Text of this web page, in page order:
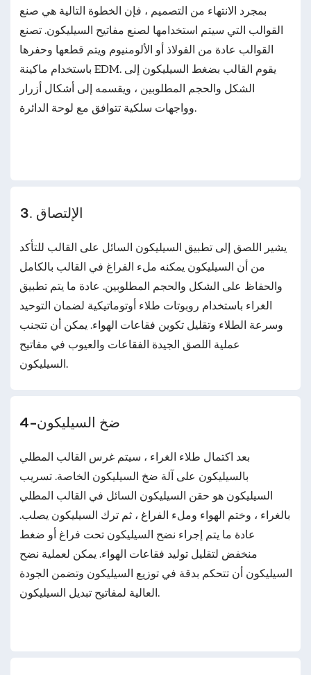
بمجرد الانتهاء من التصميم ، فإن الخطوة التالية هي صنع
القوالب التي سيتم استخدامها لصنع مفاتيح السيليكون. تصنع
القوالب عادة من الفولاذ أو الألومنيوم ويتم قطعها وحفرها
باستخدام ماكينة EDM. يقوم القالب بضغط السيليكون إلى
الشكل والحجم المطلوبين ، ويقسمه إلى أشكال أزرار
3. الإلتصاق
يشير اللصق إلى تطبيق السيليكون السائل على القالب للتأكد
من أن السيليكون يمكنه ملء الفراغ في القالب بالكامل
والحفاظ على الشكل والحجم المطلوبين. عادة ما يتم تطبيق
الغراء باستخدام روبوتات طلاء أوتوماتيكية لضمان التوحيد
وسرعة الطلاء وتقليل تكوين فقاعات الهواء. يمكن أن تتجنب
عملية اللصق الجيدة الفقاعات والعيوب في مفاتيح
السيليكون.
4-ضخ السيليكون
بعد اكتمال طلاء الغراء ، سيتم غرس القالب المطلي
بالسيليكون على آلة ضخ السيليكون الخاصة. تسريب
السيليكون هو حقن السيليكون السائل في القالب المطلي
بالغراء ، وختم الهواء وملء الفراغ ، ثم ترك السيليكون يصلب.
عادة ما يتم إجراء نضح السيليكون تحت فراغ أو ضغط
منخفض لتقليل توليد فقاعات الهواء. يمكن لعملية نضح
السيليكون أن تتحكم بدقة في توزيع السيليكون وتضمن الجودة
العالية لمفاتيح تبديل السيليكون.